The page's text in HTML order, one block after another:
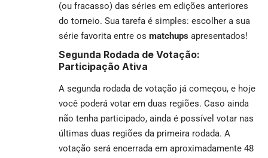
(ou fracasso) das séries em edições anteriores
do torneio. Sua tarefa é simples: escolher a sua
série favorita entre os matchups apresentados!
Segunda Rodada de Votação:
Participação Ativa
A segunda rodada de votação já começou, e hoje
você poderá votar em duas regiões. Caso ainda
não tenha participado, ainda é possível votar nas
últimas duas regiões da primeira rodada. A
votação será encerrada em aproximadamente 48